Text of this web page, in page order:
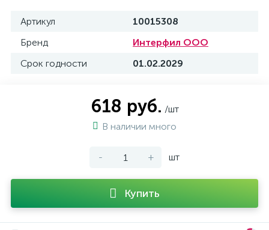
Артикул
10015308
Бренд
Интерфил ООО
Срок годности
01.02.2029
618 руб. /шт
В наличии много
- + шт
Купить